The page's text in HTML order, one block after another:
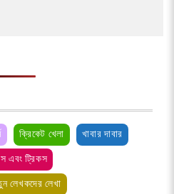
ক্রিকেট খেলা
খাবার দাবার
এবং ট্রিকস
লেখকদের লেখা